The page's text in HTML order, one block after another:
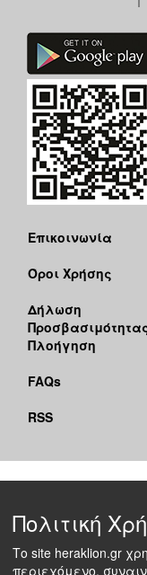
Επικοινωνία
Όροι Χρήσης
Δήλωση
Πλοήγηση
FAQs
RSS
Πολιτική
Το site heraklion.gr
περιεχόμενο,